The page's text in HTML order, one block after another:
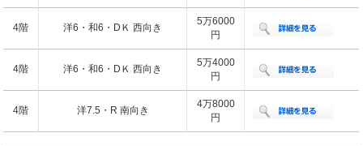
4階 洋6・和6・DＫ 西向き
5万6000
円
4階 洋6・和6・DＫ 西向き
5万4000
円
4階 洋7.5・R 南向き
4万8000
円